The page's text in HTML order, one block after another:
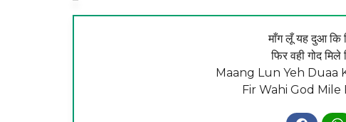
माँग लूँ यह दुआ कि
फिर वही गोद मिले
Maang Lun Yeh Duaa
Fir Wahi God Mile